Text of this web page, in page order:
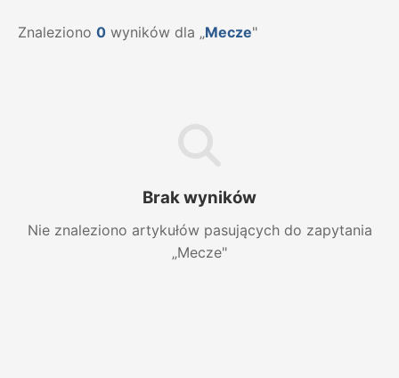
Znaleziono 0 wyników dla „Mecze"
Brak wyników
Nie znaleziono artykułów pasujących do zapytania
„Mecze"